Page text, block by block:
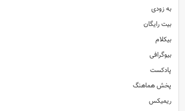
به زودی
بیت رایگان
بیکلام
بیوگرافی
پادکست
پخش هماهنگ
ریمیکس